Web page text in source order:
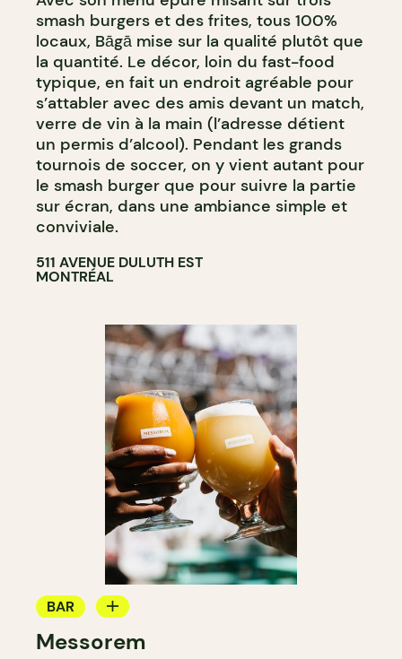
smash burgers et des frites, tous 100%
locaux, Bāgā mise sur la qualité plutôt que
la quantité. Le décor, loin du fast-food
typique, en fait un endroit agréable pour
s’attabler avec des amis devant un match,
verre de vin à la main (l’adresse détient
un permis d’alcool). Pendant les grands
tournois de soccer, on y vient autant pour
le smash burger que pour suivre la partie
sur écran, dans une ambiance simple et
conviviale.
511 AVENUE DULUTH EST
MONTRÉAL
BAR
MICROBRASSERIE
Messorem